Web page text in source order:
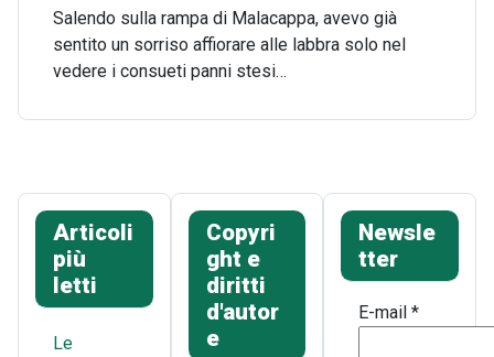
Salendo sulla rampa di Malacappa, avevo già
sentito un sorriso affiorare alle labbra solo nel
vedere i consueti panni stesi…
Articoli
più
letti
Le
Copyri
ght e
diritti
d'autor
e
Newsle
tter
E-mail*